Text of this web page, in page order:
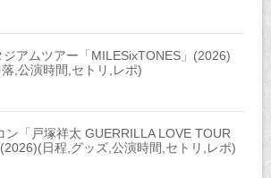
ジアムツアー「MILESixTONES」(2026)
,公演時間,セトリ,レポ)
ン「戸塚祥太 GUERRILLA LOVE TOUR
日程,グッズ,公演時間,セトリ,レポ)